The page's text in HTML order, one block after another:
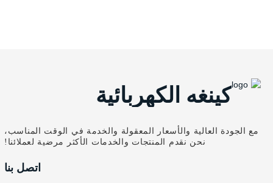
كينغه الكهربائية
مع الجودة العالية والأسعار المعقولة والخدمة في الوقت المناسب،
نحن نقدم المنتجات والخدمات الأكثر مرضية لعملائنا!
اتصل بنا